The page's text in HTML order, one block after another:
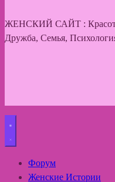
ЖЕНСКИЙ САЙТ :
Дружба, Семья,
Форум
Женские Истории